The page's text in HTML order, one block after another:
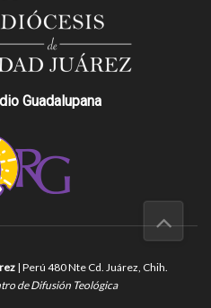
Guadalupana
| Perú 480 Nte Cd. Juárez, Chih.
de Difusión Teológica